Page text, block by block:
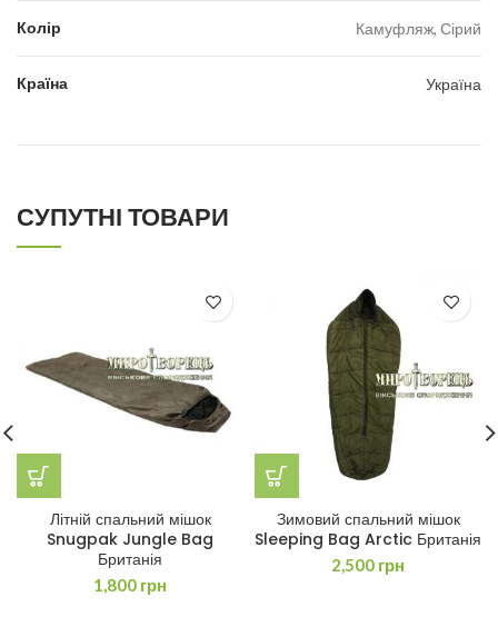
Колір Камуфляж, Сірий
Країна Україна
СУПУТНІ ТОВАРИ
Літній спальний мішок
Snugpak Jungle Bag
Британія
1,800 грн
Зимовий спальний мішок
Sleeping Bag Arctic Британія
2,500 грн